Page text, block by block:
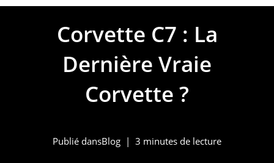
Corvette C7 : La
Dernière Vraie
Corvette ?
Publié dansBlog 3 minutes de lecture